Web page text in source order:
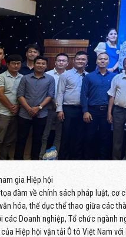
gia Hiệp hội
đàm về chính sách pháp luật, cơ
hóa, thể dục thể thao giữa các
các Doanh nghiệp, Tổ chức ngành
Hiệp hội vận tải Ô tô Việt Nam